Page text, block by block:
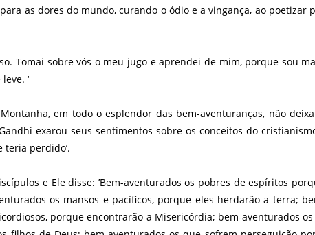
as dores do mundo, curando o ódio e a vingança, ao poetizar
Tomai sobre vós o meu jugo e aprendei de mim, porque sou
‘
em todo o esplendor das bem-aventuranças, não
exarou seus sentimentos sobre os conceitos do
perdido’.
e Ele disse: ’Bem-aventurados os pobres de espíritos
os mansos e pacíficos, porque eles herdarão a terra;
porque encontrarão a Misericórdia; bem-aventurados